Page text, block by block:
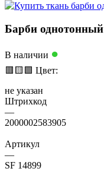
Барби однотонный
В наличии ●
🟥 🟨 🟩 Цвет:
не указан
Штрихкод
—
2000002583905
Артикул
—
SF 14899